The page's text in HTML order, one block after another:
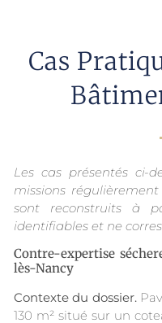
Cas
Les cas présentés ci-
missions
sont reconstruits à
identifiables et ne
Contre-expertise
lès-Nancy
Contexte du dossier.
130 m² situé sur un